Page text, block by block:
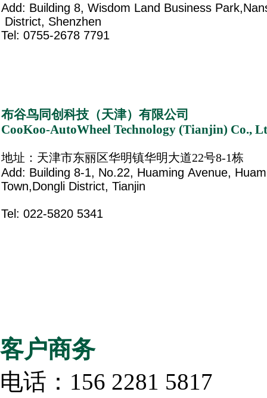
Add: Building 8, Wisdom Land Business
District, Shenzhen
Tel: 0755-2678 7791
布谷鸟同创科技（天津）有限公司
CooKoo-AutoWheel Technology (Tianjin) Co.,
地址：天津市东丽区华明镇华明大道22号8-1栋
Add: Building 8-1, No.22, Huaming Avenue,
Town,Dongli District, Tianjin
Tel: 022-5820 5341
客户商务
电话：156 2281 5817